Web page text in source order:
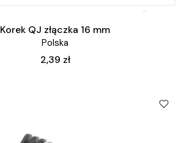
Korek QJ złączka 16 mm
Polska
Cena
2,39 zł